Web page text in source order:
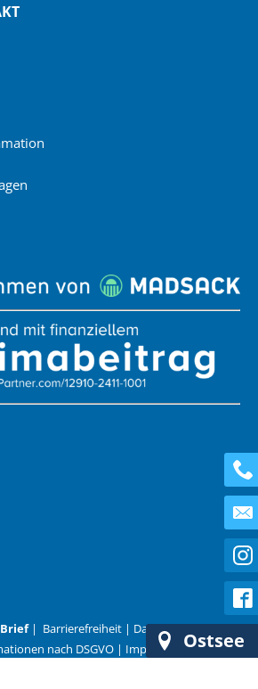
| Barrierefreiheit| Datenschutz|AGB
nach DSGVO | ImpressumOstsee